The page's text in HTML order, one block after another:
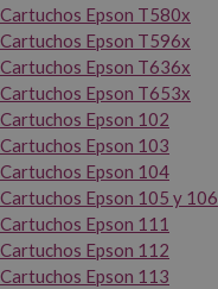
Cartuchos Epson T580x
Cartuchos Epson T596x
Cartuchos Epson T636x
Cartuchos Epson T653x
Cartuchos Epson 102
Cartuchos Epson 103
Cartuchos Epson 104
Cartuchos Epson 105 y 106
Cartuchos Epson 111
Cartuchos Epson 112
Cartuchos Epson 113